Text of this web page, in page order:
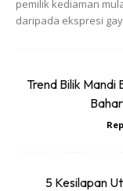
Sekiranya ada
pemilik kediaman
daripada ekspresi
Trend Bilik
5 Kesilapan